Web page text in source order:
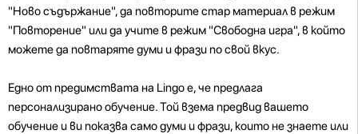
"Ново съдържание", да повторите стар материал в режим
"Повторение" или да учите в режим "Свободна игра", в който
можете да повтаряте думи и фрази по свой вкус.
Едно от предимствата на Lingo е, че предлага
персонализирано обучение. Той взема предвид вашето
обучение и ви показва само думи и фрази, които не знаете или